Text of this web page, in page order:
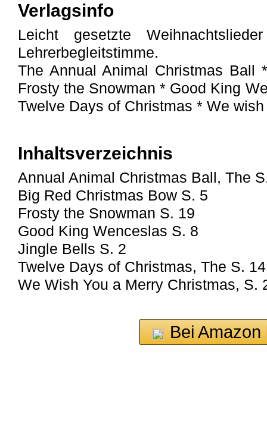
Verlagsinfo
Leicht gesetzte
Lehrerbegleitstimme.
The Annual Animal Christmas Ball
Frosty the Snowman * Good King
Twelve Days of Christmas * We
Inhaltsverzeichnis
Annual Animal Christmas Ball, The
Big Red Christmas Bow S. 5
Frosty the Snowman S. 19
Good King Wenceslas S. 8
Jingle Bells S. 2
Twelve Days of Christmas, The S. 14
We Wish You a Merry Christmas, S.
Bei Amazon